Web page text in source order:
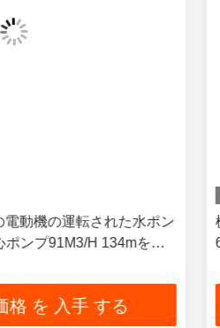
動機の運転された水ポン
ンプ91M3/H 134mを承
格 を 入手 する